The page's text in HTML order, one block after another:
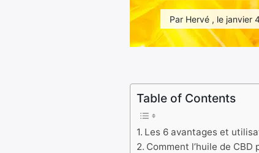
Par Hervé , le janvier
Table of Contents
Les 6 avantages et
Comment l’huile de